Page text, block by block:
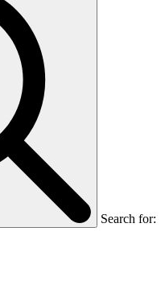
Search for: